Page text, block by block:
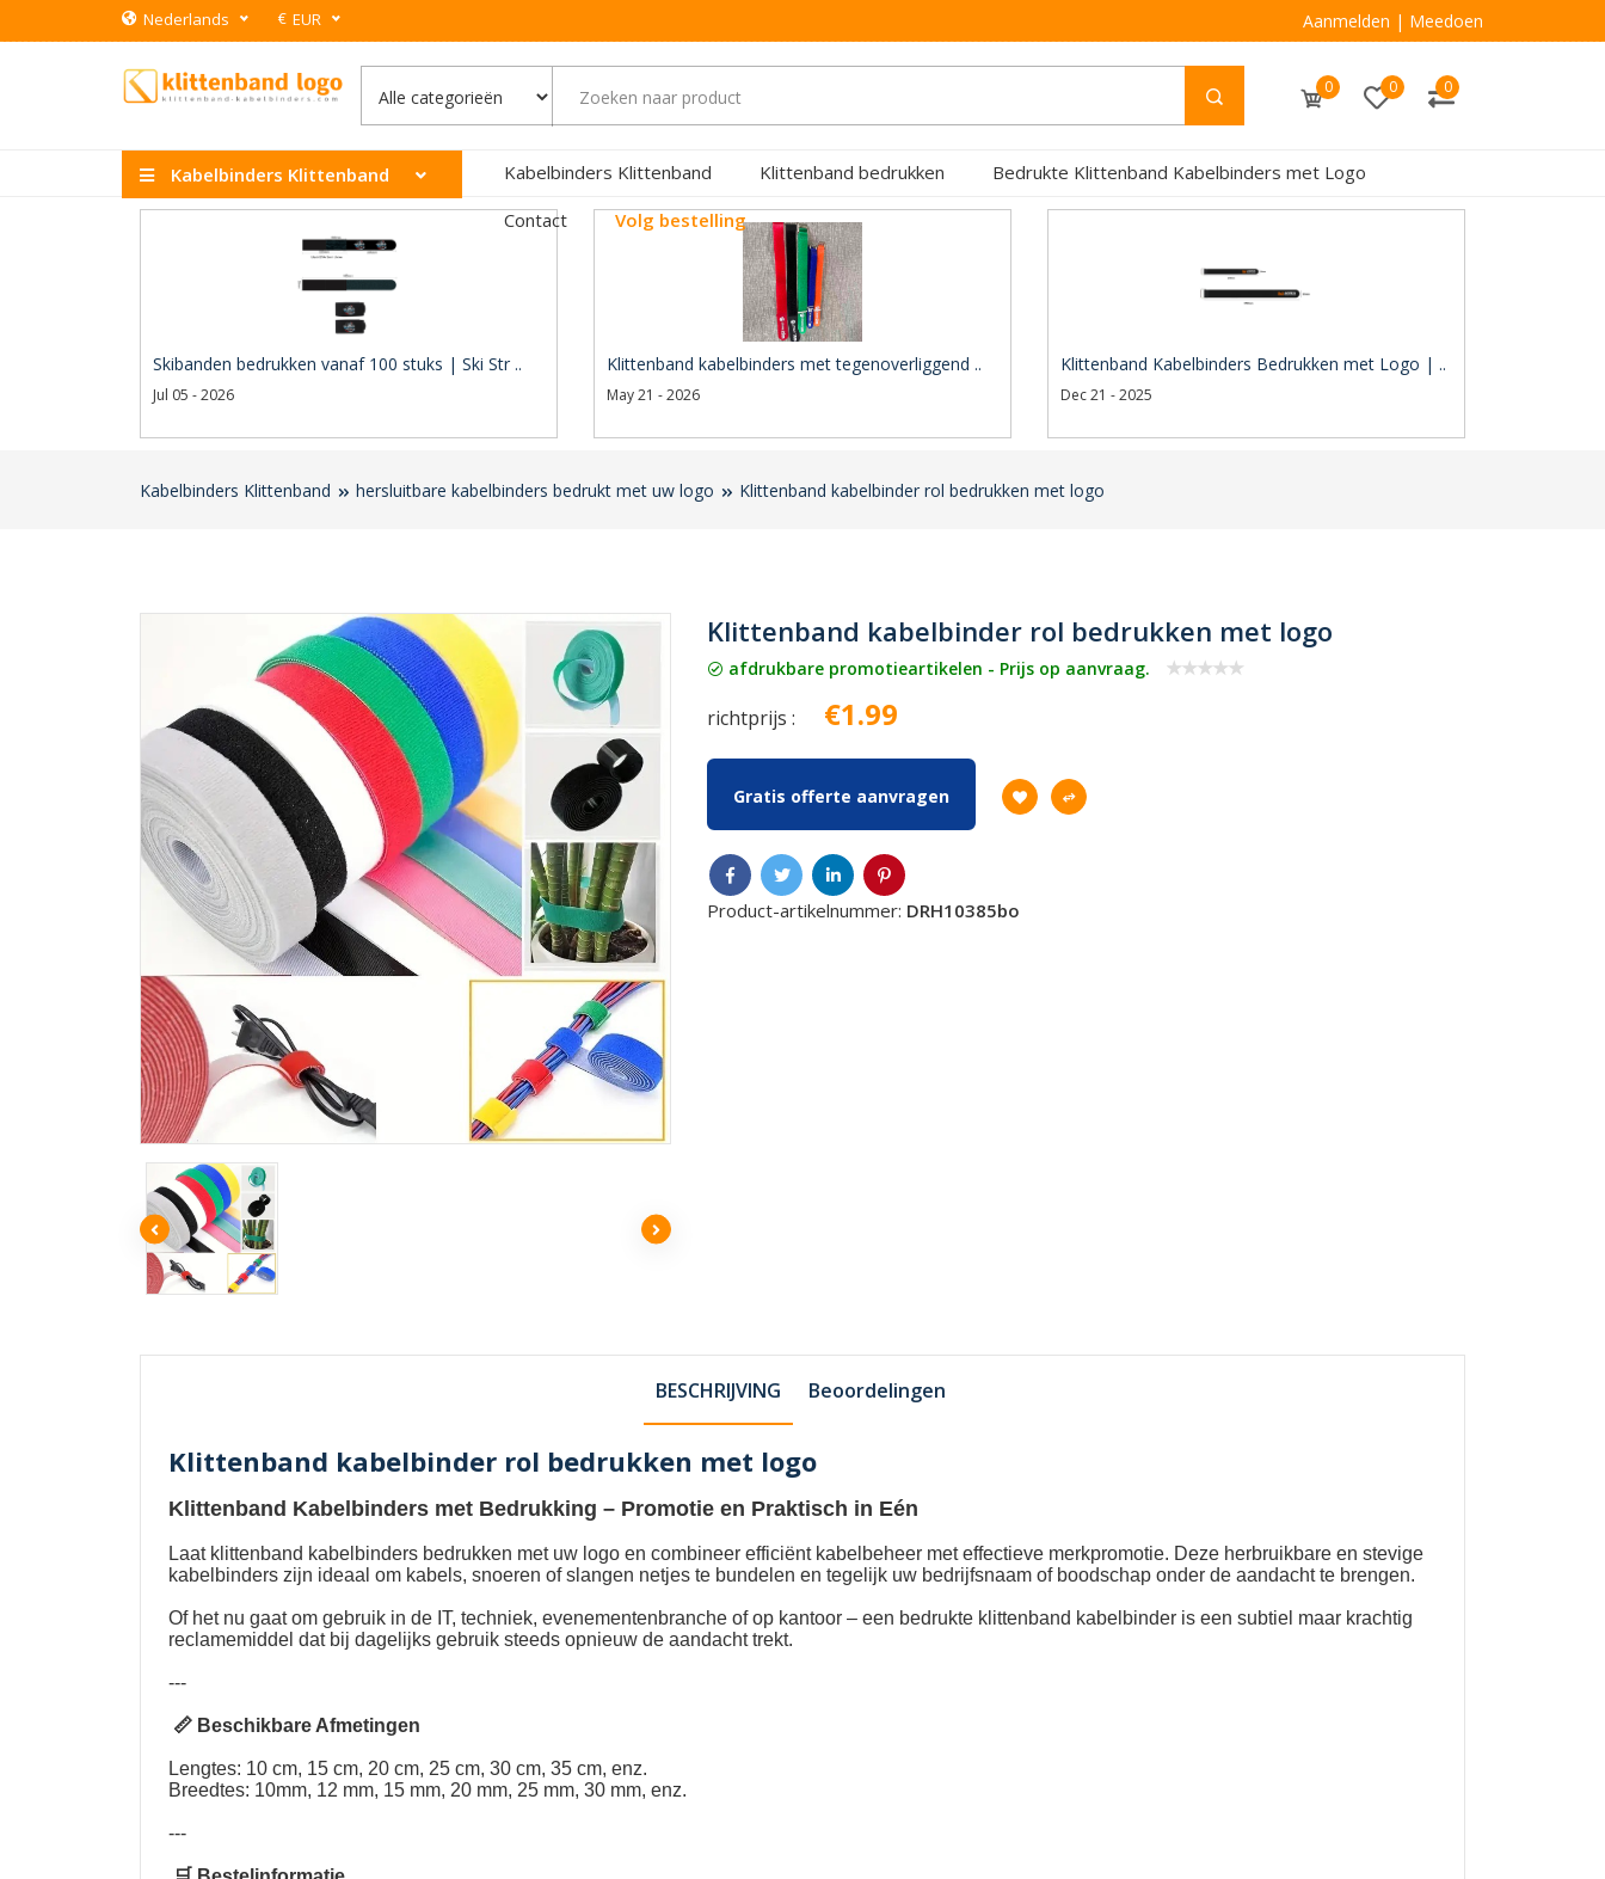
Nederlands € EUR Aanmelden | Meedoen
0 0 0
Kabelbinders Klittenband Kabelbinders Klittenband Klittenband bedrukken
Bedrukte Klittenband Kabelbinders met Logo
Contact
Volg bestelling
Skibanden bedrukken vanaf 100 stuks | Ski Str ..
Jul 05 - 2026
Klittenband kabelbinders met tegenoverliggend ..
May 21 - 2026
Klittenband Kabelbinders Bedrukken met Logo | ..
Dec 21 - 2025
Kabelbinders Klittenband hersluitbare kabelbinders bedrukt met uw logo Klittenband kabelbinder rol bedrukken met logo
Klittenband kabelbinder rol bedrukken met logo
afdrukbare promotieartikelen - Prijs op aanvraag.
richtprijs : €1.99
Gratis offerte aanvragen
Product-artikelnummer: DRH10385bo
BESCHRIJVING Beoordelingen
Klittenband kabelbinder rol bedrukken met logo
Klittenband Kabelbinders met Bedrukking – Promotie en Praktisch in Eén
Laat klittenband kabelbinders bedrukken met uw logo en combineer efficiënt kabelbeheer met effectieve merkpromotie. Deze herbruikbare en stevige
kabelbinders zijn ideaal om kabels, snoeren of slangen netjes te bundelen en tegelijk uw bedrijfsnaam of boodschap onder de aandacht te brengen.
Of het nu gaat om gebruik in de IT, techniek, evenementenbranche of op kantoor – een bedrukte klittenband kabelbinder is een subtiel maar krachtig
reclamemiddel dat bij dagelijks gebruik steeds opnieuw de aandacht trekt.
---
📏 Beschikbare Afmetingen
Lengtes: 10 cm, 15 cm, 20 cm, 25 cm, 30 cm, 35 cm, enz.
Breedtes: 10mm, 12 mm, 15 mm, 20 mm, 25 mm, 30 mm, enz.
---